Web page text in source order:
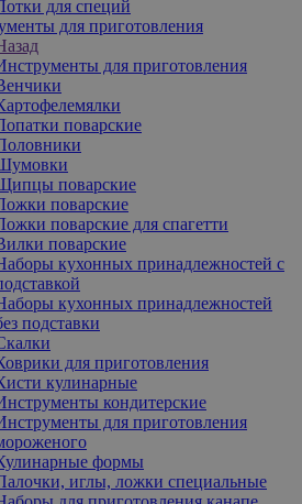
для специй
для приготовления
для приготовления
поварские
поварские
поварские
поварские для спагетти
поварские
кухонных принадлежностей с
кухонных принадлежностей
подставки
для приготовления
кулинарные
кондитерские
для приготовления
формы
иглы, ложки специальные